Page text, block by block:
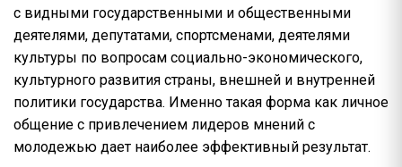
с видными государственными и общественными
деятелями, депутатами, спортсменами, деятелями
культуры по вопросам социально-экономического,
культурного развития страны, внешней и внутренней
политики государства. Именно такая форма как личное
общение с привлечением лидеров мнений с
молодежью дает наиболее эффективный результат.